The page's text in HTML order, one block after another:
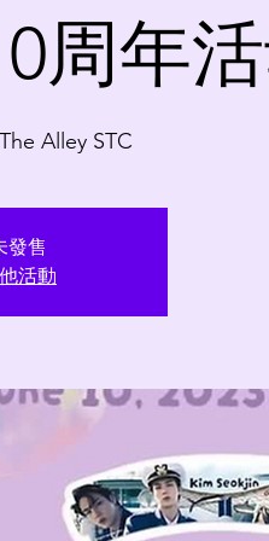
周年
The Alley STC
發售
活動